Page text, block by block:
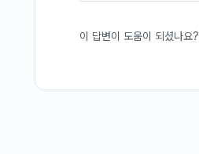
이 답변이 도움이 되셨나요?